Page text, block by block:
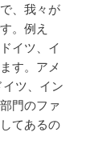
、我々が
。例え
イツ、イ
す。アメ
ツ、イン
門のファ
てあるの